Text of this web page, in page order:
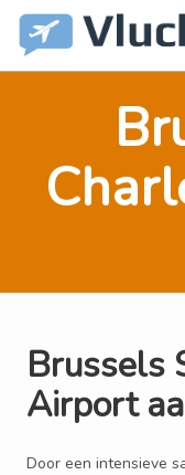
Brussels
Airport
Door een intensieve